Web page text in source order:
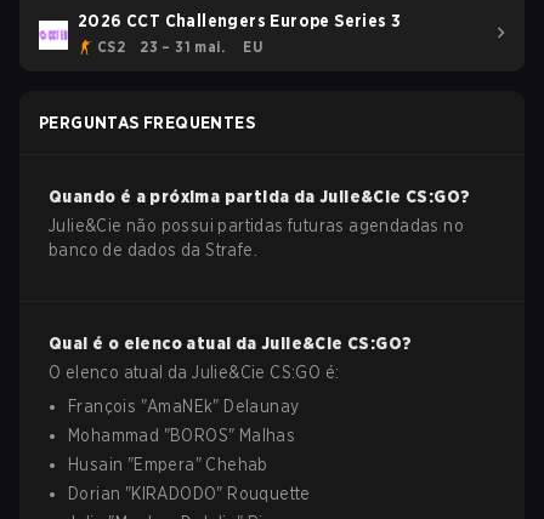
2026 CCT Challengers Europe Series 3
CS2 23 – 31 mai. EU
PERGUNTAS FREQUENTES
Quando é a próxima partida da Julie&Cie CS:GO?
Julie&Cie não possui partidas futuras agendadas no
banco de dados da Strafe.
Qual é o elenco atual da Julie&Cie CS:GO?
O elenco atual daJulie&Cie CS:GO é:
François "AmaNEk" Delaunay
Mohammad "BOROS" Malhas
Husain "Empera" Chehab
Dorian "KIRADODO" Rouquette